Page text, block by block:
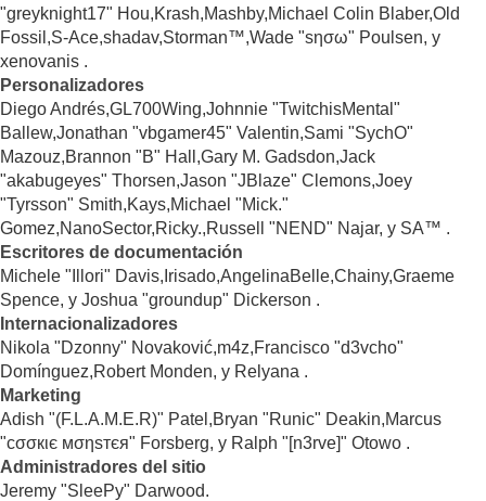
"greyknight17" Hou,Krash,Mashby,Michael Colin Blaber,Old
Fossil,S-Ace,shadav,Storman™,Wade "sησω" Poulsen, y
xenovanis .
Personalizadores
Diego Andrés,GL700Wing,Johnnie "TwitchisMental"
Ballew,Jonathan "vbgamer45" Valentin,Sami "SychO"
Mazouz,Brannon "B" Hall,Gary M. Gadsdon,Jack
"akabugeyes" Thorsen,Jason "JBlaze" Clemons,Joey
"Tyrsson" Smith,Kays,Michael "Mick."
Gomez,NanoSector,Ricky.,Russell "NEND" Najar, y SA™ .
Escritores de documentación
Michele "Illori" Davis,Irisado,AngelinaBelle,Chainy,Graeme
Spence, y Joshua "groundup" Dickerson .
Internacionalizadores
Nikola "Dzonny" Novaković,m4z,Francisco "d3vcho"
Domínguez,Robert Monden, y Relyana .
Marketing
Adish "(F.L.A.M.E.R)" Patel,Bryan "Runic" Deakin,Marcus
"cσσкιє мσηѕтєя" Forsberg, y Ralph "[n3rve]" Otowo .
Administradores del sitio
Jeremy "SleePy" Darwood.